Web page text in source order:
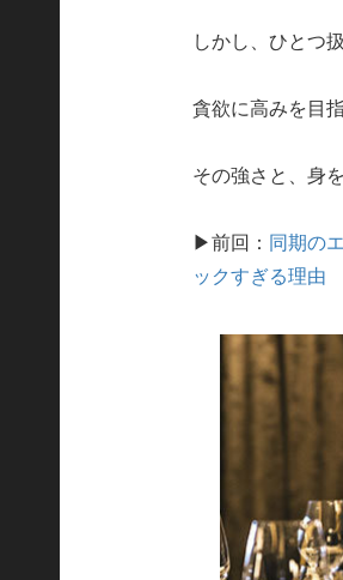
しかし、ひとつ
貪欲に高みを目
その強さと、身
▶前回： 同期の
ックすぎる理由